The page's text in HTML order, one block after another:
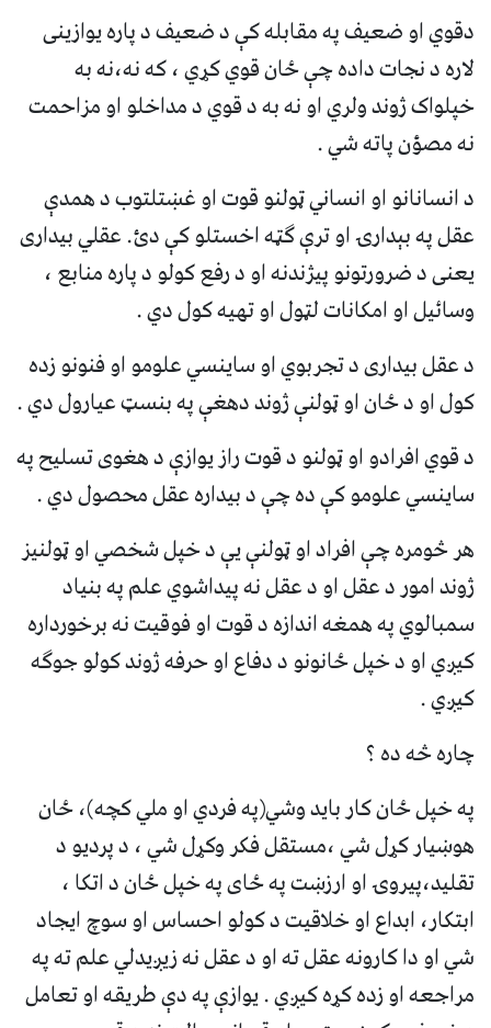
دقوي او ضعيف په مقابله کې د ضعيف د پاره يوازينی
لاره د نجات داده چې ځان قوي کړي ، که نه،نه به
خپلواک ژوند ولري او نه به د قوي د مداخلو او مزاحمت
نه مصؤن پاته شي .
د انسانانو او انساني ټولنو قوت او غښتلتوب د همدې
عقل په بېدارۍ او ترې ګټه اخستلو کې دئ. عقلي بیداری
يعنی د ضرورتونو پيژندنه او د رفع کولو د پاره منابع ،
وسائيل او امکانات لټول او تهيه کول دي .
د عقل بیداری د تجربوي او ساينسي علومو او فنونو زده
کول او د ځان او ټولنې ژوند دهغې په بنسټ عيارول دي .
د قوي افرادو او ټولنو د قوت راز يوازې د هغوی تسليح په
ساينسي علومو کې ده چې د بیداره عقل محصول دي .
هر څومره چې افراد او ټولنې يې د خپل شخصي او ټولنيز
ژوند امور د عقل او د عقل نه پيداشوي علم په بنياد
سمبالوي په همغه اندازه د قوت او فوقيت نه برخورداره
کيږي او د خپل ځانونو د دفاع او حرفه ژوند کولو جوګه
کيږي .
چاره څه ده ؟
په خپل ځان کار بايد وشي(په فردي او ملي کچه)، ځان
هوښيار کړل شي ،مستقل فکر وکړل شي ، د پرديو د
تقليد،پيروۍ او ارزښت په ځای په خپل ځان د اتکا ،
ابتکار، ابداع او خلاقيت د کولو احساس او سوچ ايجاد
شي او دا کارونه عقل ته او‌ د عقل نه زیږیدلي علم ته په
مراجعه او زده کړه کيږي . يوازې په دې طريقه او تعامل